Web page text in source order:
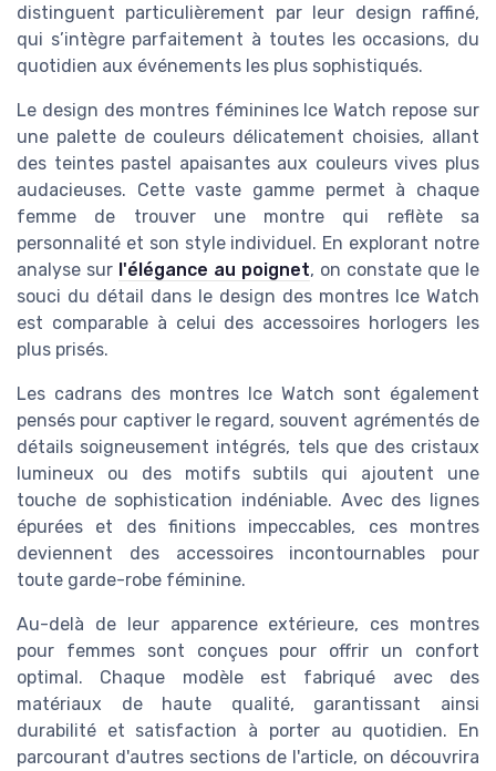
distinguent particulièrement par leur design raffiné,
qui s’intègre parfaitement à toutes les occasions, du
quotidien aux événements les plus sophistiqués.
Le design des montres féminines Ice Watch repose sur
une palette de couleurs délicatement choisies, allant
des teintes pastel apaisantes aux couleurs vives plus
audacieuses. Cette vaste gamme permet à chaque
femme de trouver une montre qui reflète sa
personnalité et son style individuel. En explorant notre
analyse sur l'élégance au poignet, on constate que le
souci du détail dans le design des montres Ice Watch
est comparable à celui des accessoires horlogers les
plus prisés.
Les cadrans des montres Ice Watch sont également
pensés pour captiver le regard, souvent agrémentés de
détails soigneusement intégrés, tels que des cristaux
lumineux ou des motifs subtils qui ajoutent une
touche de sophistication indéniable. Avec des lignes
épurées et des finitions impeccables, ces montres
deviennent des accessoires incontournables pour
toute garde-robe féminine.
Au-delà de leur apparence extérieure, ces montres
pour femmes sont conçues pour offrir un confort
optimal. Chaque modèle est fabriqué avec des
matériaux de haute qualité, garantissant ainsi
durabilité et satisfaction à porter au quotidien. En
parcourant d'autres sections de l'article, on découvrira